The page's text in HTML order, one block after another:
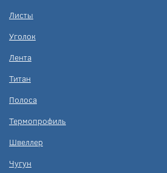
Листы
Уголок
Лента
Титан
Полоса
Термопрофиль
Швеллер
Чугун